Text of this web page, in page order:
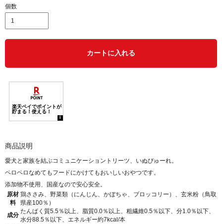
個数
カートに入れる
商品説明
愛犬と家族を結ぶコミュニケーショントリーツ、いぬぴゅーれ。
ペロペロなめてもフードにかけてもおいしいおやつです。
添加物不使用、国産なので安心安全。
原材
料
鶏ささみ、野菜類（にんじん、かぼちゃ、ブロッコリー）、玄米粉（鳥取
県産100％）
成分
たんぱく質5.5％以上、脂質0.0％以上、粗繊維0.5％以下、分1.0％以下、
水分88.5％以下、エネルギー約7kcal/本